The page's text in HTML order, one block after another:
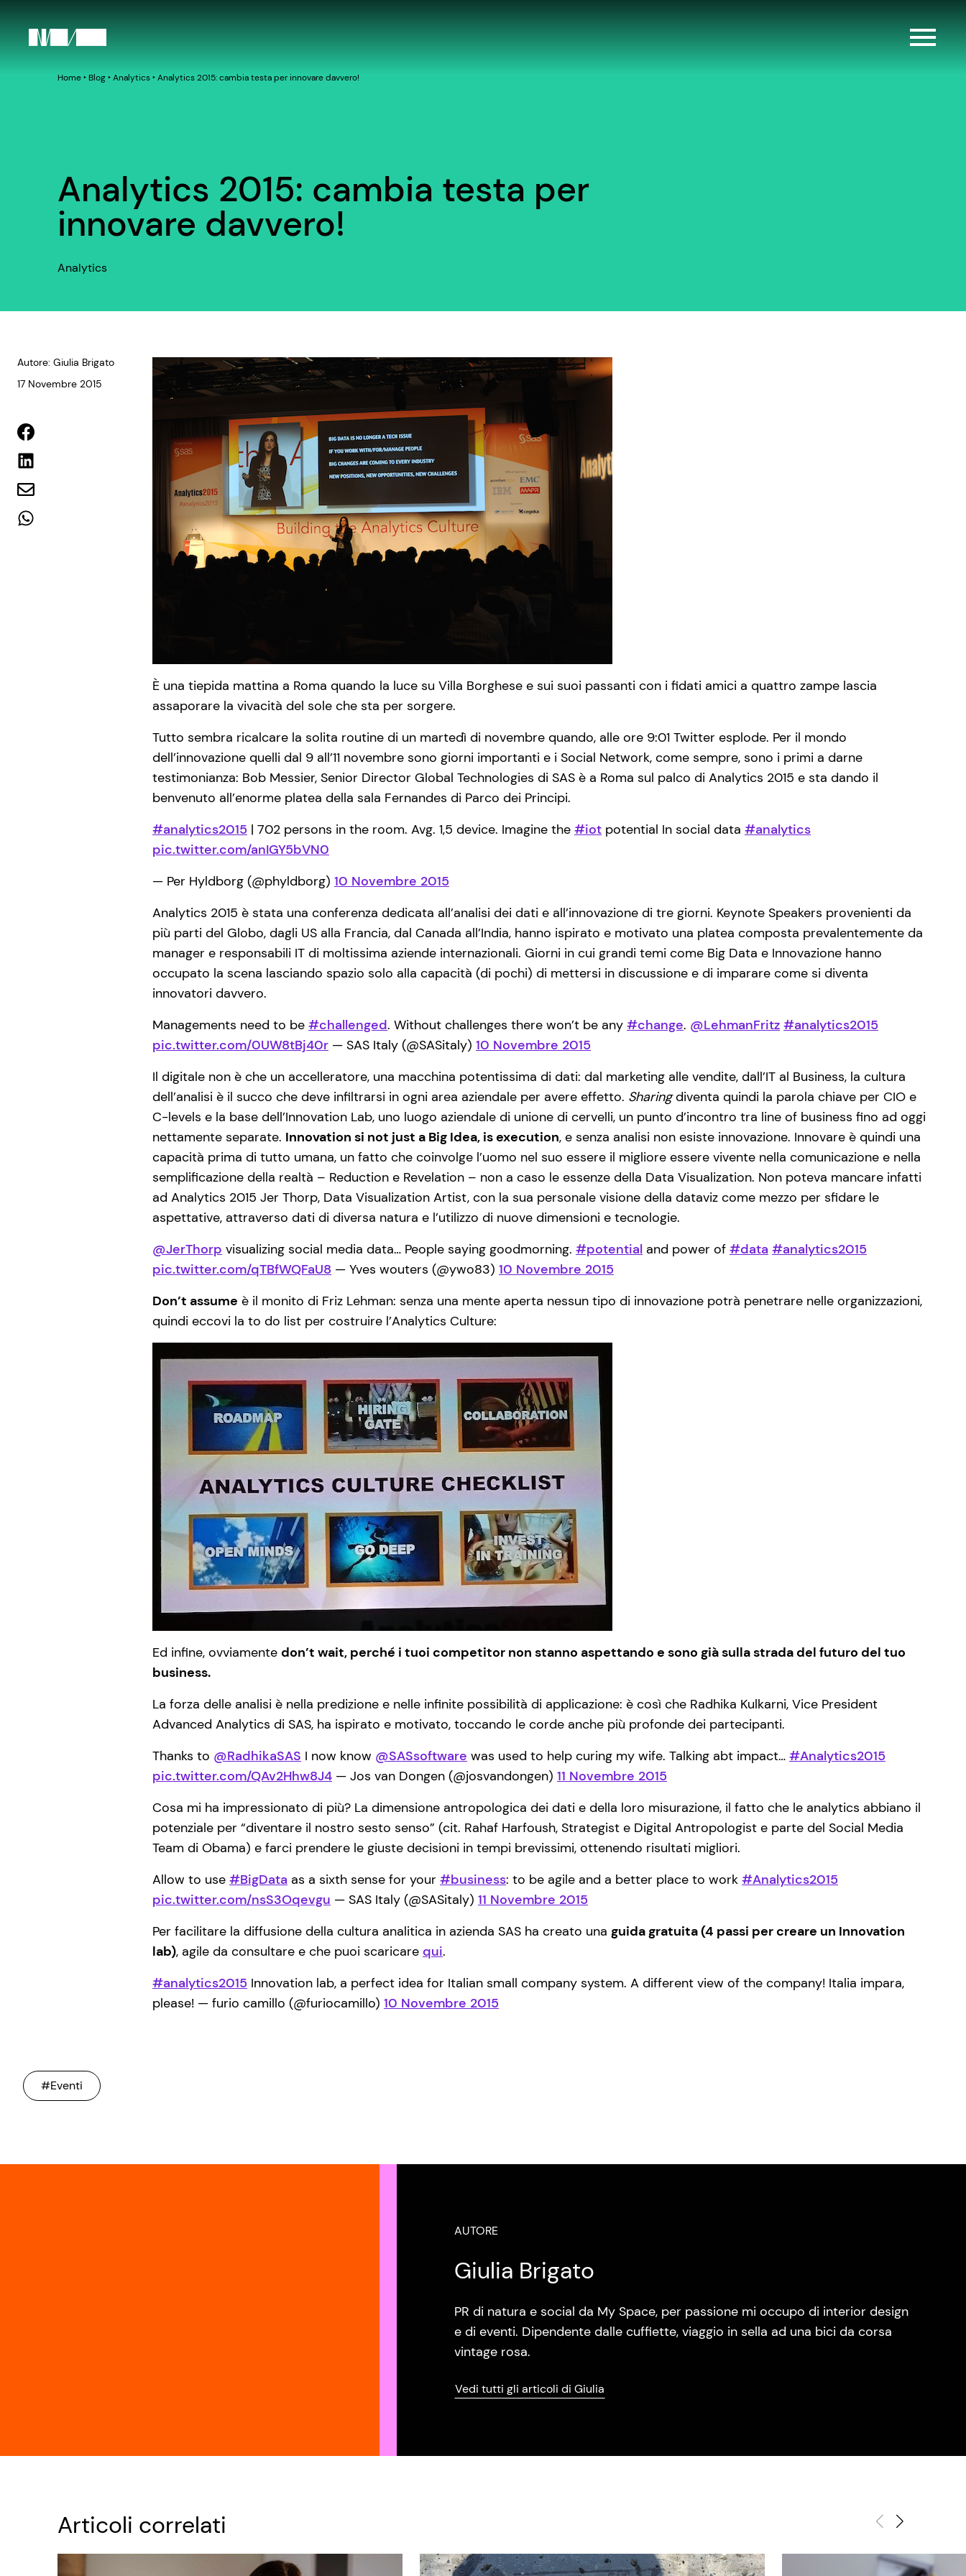
Home‣ Blog‣Analytics‣Analytics 2015: cambia testa per innovare davvero!
Analytics 2015: cambia testa per
innovare davvero!
Analytics
Autore: Giulia Brigato
17 Novembre 2015
È una tiepida mattina a Roma quando la luce su Villa Borghese e sui suoi passanti con i fidati amici a quattro zampe lascia
assaporare la vivacità del sole che sta per sorgere.
Tutto sembra ricalcare la solita routine di un martedì di novembre quando, alle ore 9:01 Twitter esplode. Per il mondo
dell’innovazione quelli dal 9 all’11 novembre sono giorni importanti e i Social Network, come sempre, sono i primi a darne
testimonianza: Bob Messier, Senior Director Global Technologies di SAS è a Roma sul palco di Analytics 2015 e sta dando il
benvenuto all’enorme platea della sala Fernandes di Parco dei Principi.
#analytics2015 | 702 persons in the room. Avg. 1,5 device. Imagine the #iot potential In social data #analytics
pic.twitter.com/anIGY5bVN0
— Per Hyldborg (@phyldborg) 10 Novembre 2015
Analytics 2015 è stata una conferenza dedicata all’analisi dei dati e all’innovazione di tre giorni. Keynote Speakers provenienti da
più parti del Globo, dagli US alla Francia, dal Canada all’India, hanno ispirato e motivato una platea composta prevalentemente da
manager e responsabili IT di moltissima aziende internazionali. Giorni in cui grandi temi come Big Data e Innovazione hanno
occupato la scena lasciando spazio solo alla capacità (di pochi) di mettersi in discussione e di imparare come si diventa
innovatori davvero.
Managements need to be #challenged. Without challenges there won’t be any #change. @LehmanFritz #analytics2015
pic.twitter.com/0UW8tBj40r — SAS Italy (@SASitaly) 10 Novembre 2015
Il digitale non è che un accelleratore, una macchina potentissima di dati: dal marketing alle vendite, dall’IT al Business, la cultura
dell’analisi è il succo che deve infiltrarsi in ogni area aziendale per avere effetto. Sharingdiventa quindi la parola chiave per CIO e
C-levels e la base dell’Innovation Lab, uno luogo aziendale di unione di cervelli, un punto d’incontro tra line of business fino ad oggi
nettamente separate. Innovation si not just a Big Idea, is execution, e senza analisi non esiste innovazione. Innovare è quindi una
capacità prima di tutto umana, un fatto che coinvolge l’uomo nel suo essere il migliore essere vivente nella comunicazione e nella
semplificazione della realtà – Reduction e Revelation – non a caso le essenze della Data Visualization. Non poteva mancare infatti
ad Analytics 2015 Jer Thorp, Data Visualization Artist, con la sua personale visione della dataviz come mezzo per sfidare le
aspettative, attraverso dati di diversa natura e l’utilizzo di nuove dimensioni e tecnologie.
@JerThorp visualizing social media data… People saying goodmorning. #potential and power of #data #analytics2015
pic.twitter.com/qTBfWQFaU8 — Yves wouters (@ywo83) 10 Novembre 2015
Don’t assume è il monito di Friz Lehman: senza una mente aperta nessun tipo di innovazione potrà penetrare nelle organizzazioni,
quindi eccovi la to do list per costruire l’Analytics Culture:
Ed infine, ovviamente don’t wait, perché i tuoi competitor non stanno aspettando e sono già sulla strada del futuro del tuo
business.
La forza delle analisi è nella predizione e nelle infinite possibilità di applicazione: è così che Radhika Kulkarni, Vice President
Advanced Analytics di SAS, ha ispirato e motivato, toccando le corde anche più profonde dei partecipanti.
Thanks to @RadhikaSAS I now know @SASsoftware was used to help curing my wife. Talking abt impact… #Analytics2015
pic.twitter.com/QAv2Hhw8J4 — Jos van Dongen (@josvandongen) 11 Novembre 2015
Cosa mi ha impressionato di più? La dimensione antropologica dei dati e della loro misurazione, il fatto che le analytics abbiano il
potenziale per “diventare il nostro sesto senso” (cit. Rahaf Harfoush, Strategist e Digital Antropologist e parte del Social Media
Team di Obama) e farci prendere le giuste decisioni in tempi brevissimi, ottenendo risultati migliori.
Allow to use #BigData as a sixth sense for your #business: to be agile and a better place to work #Analytics2015
pic.twitter.com/nsS3Oqevgu — SAS Italy (@SASitaly) 11 Novembre 2015
Per facilitare la diffusione della cultura analitica in azienda SAS ha creato una guida gratuita (4 passi per creare un Innovation
lab), agile da consultare e che puoi scaricare qui.
#analytics2015 Innovation lab, a perfect idea for Italian small company system. A different view of the company! Italia impara,
please! — furio camillo (@furiocamillo) 10 Novembre 2015
#Eventi
AUTORE
Giulia Brigato
PR di natura e social da My Space, per passione mi occupo di interior design
e di eventi. Dipendente dalle cuffiette, viaggio in sella ad una bici da corsa
vintage rosa.
Vedi tutti gli articoli di Giulia
Articoli correlati